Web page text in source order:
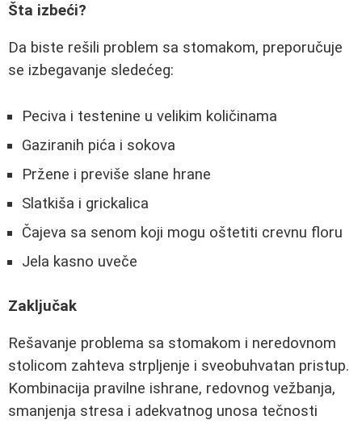
Šta izbeći?
Da biste rešili problem sa stomakom, preporučuje
se izbegavanje sledećeg:
Peciva i testenine u velikim količinama
Gaziranih pića i sokova
Pržene i previše slane hrane
Slatkiša i grickalica
Čajeva sa senom koji mogu oštetiti crevnu floru
Jela kasno uveče
Zaključak
Rešavanje problema sa stomakom i neredovnom
stolicom zahteva strpljenje i sveobuhvatan pristup.
Kombinacija pravilne ishrane, redovnog vežbanja,
smanjenja stresa i adekvatnog unosa tečnosti